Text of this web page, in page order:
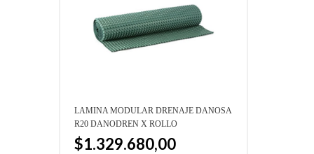
LAMINA MODULAR DRENAJE DANOSA
R20 DANODREN X ROLLO
$1.329.680,00